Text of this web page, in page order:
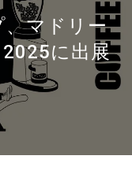
マドリー
に出展